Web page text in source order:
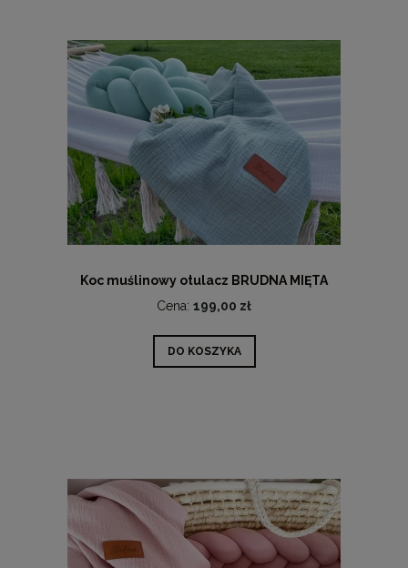
Koc muślinowy otulacz BRUDNA MIĘTA
Cena: 199,00 zł
DO KOSZYKA